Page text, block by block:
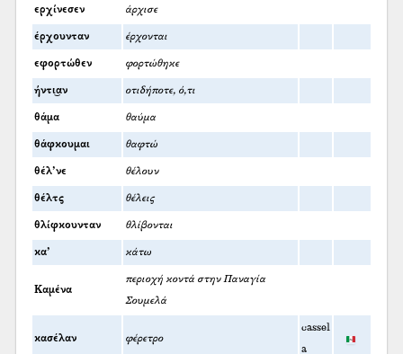
ερχίνεσεν άρχισε
έρχουνταν έρχονται
εφορτώθεν φορτώθηκε
ήντι͜αν οτιδήποτε, ό,τι
θάμα θαύμα
θάφκουμαι θαφτώ
θέλ’νε θέλουν
θέλτς θέλεις
θλίφκουνταν θλίβονται
κα’ κάτω
Καμένα
περιοχή κοντά στην Παναγία
Σουμελά
κασέλαν φέρετρο
cassel
a